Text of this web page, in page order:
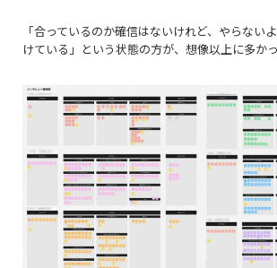
「合っているのか確信はないけれど、やらない
けている」という状態の方が、想像以上に多かっ